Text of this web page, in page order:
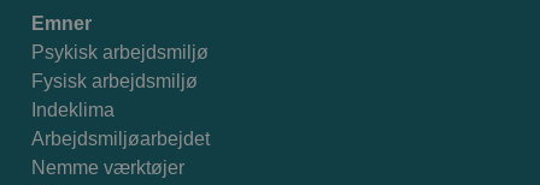
Emner
Psykisk arbejdsmiljø
Fysisk arbejdsmiljø
Indeklima
Arbejdsmiljøarbejdet
Nemme værktøjer